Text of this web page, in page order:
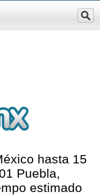
hasta 15
Puebla,
estimado